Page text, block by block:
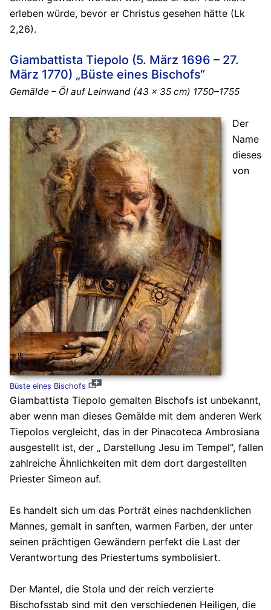
erleben würde, bevor er Christus gesehen hätte (Lk
2,26).
Giambattista Tiepolo (5. März 1696 – 27.
März 1770) „Büste eines Bischofs“
Gemälde – Öl auf Leinwand (43 x 35 cm) 1750–1755
Büste eines Bischofs
Der
Name
dieses
von
Giambattista Tiepolo gemalten Bischofs ist unbekannt,
aber wenn man dieses Gemälde mit dem anderen Werk
Tiepolos vergleicht, das in der Pinacoteca Ambrosiana
ausgestellt ist, der „ Darstellung Jesu im Tempel“, fallen
zahlreiche Ähnlichkeiten mit dem dort dargestellten
Priester Simeon auf.
Es handelt sich um das Porträt eines nachdenklichen
Mannes, gemalt in sanften, warmen Farben, der unter
seinen prächtigen Gewändern perfekt die Last der
Verantwortung des Priestertums symbolisiert.
Der Mantel, die Stola und der reich verzierte
Bischofsstab sind mit den verschiedenen Heiligen, die